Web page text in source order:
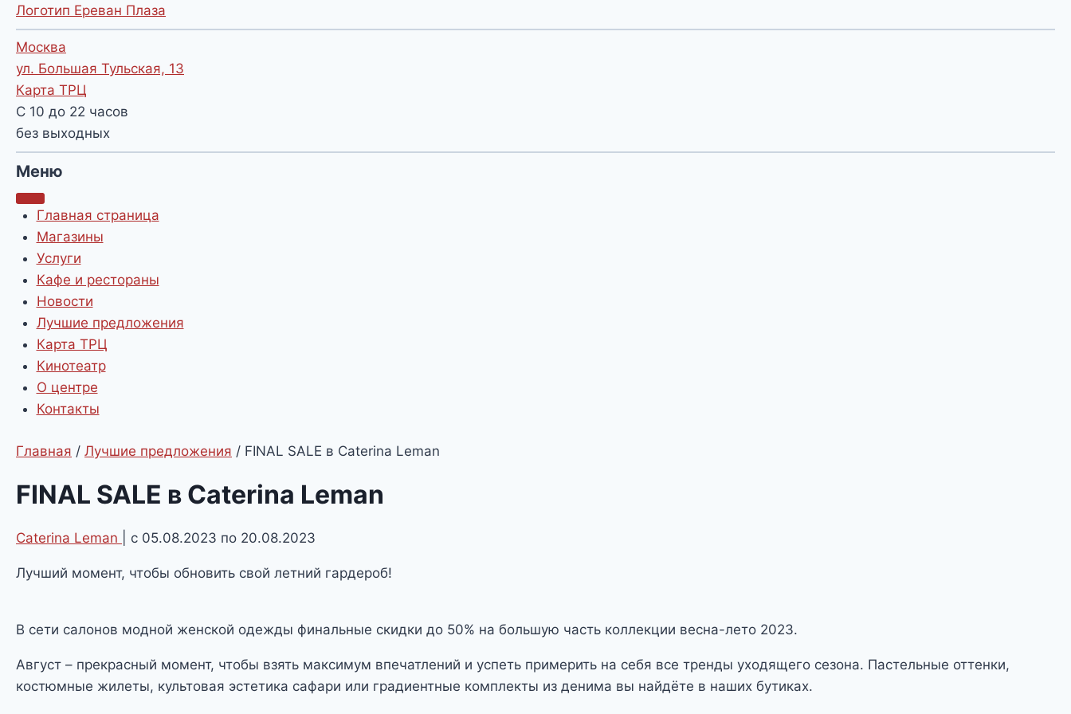
Логотип Ереван Плаза
Москва
ул. Большая Тульская, 13
Карта ТРЦ
С 10 до 22 часов
без выходных
Меню
Главная страница
Магазины
Услуги
Кафе и рестораны
Новости
Лучшие предложения
Карта ТРЦ
Кинотеатр
О центре
Контакты
Главная / Лучшие предложения / FINAL SALE в Caterina Leman
FINAL SALE в Caterina Leman
Caterina Leman | с 05.08.2023 по 20.08.2023
Лучший момент, чтобы обновить свой летний гардероб!
В сети салонов модной женской одежды финальные скидки до 50% на большую часть коллекции весна-лето 2023.
Август – прекрасный момент, чтобы взять максимум впечатлений и успеть примерить на себя все тренды уходящего сезона. Пастельные оттенки,
костюмные жилеты, культовая эстетика сафари или градиентные комплекты из денима вы найдёте в наших бутиках.